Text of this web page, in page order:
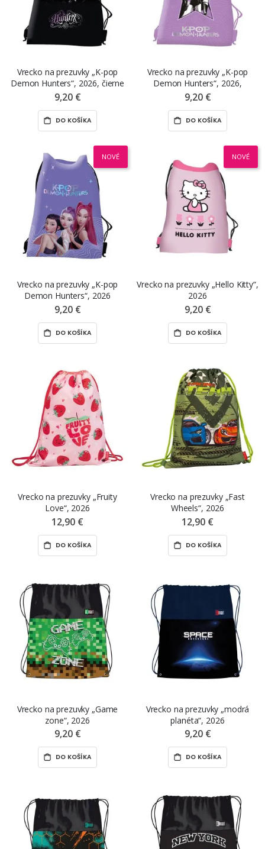
Vrecko na prezuvky „K-pop
Demon Hunters“, 2026, čierne
9,20 €
DO KOŠÍKA
Vrecko na prezuvky „K-pop
Demon Hunters“, 2026,
svetlofialové
9,20 €
DO KOŠÍKA
NOVÉ
Vrecko na prezuvky „K-pop
Demon Hunters“, 2026
9,20 €
DO KOŠÍKA
NOVÉ
Vrecko na prezuvky „Hello Kitty“,
2026
9,20 €
DO KOŠÍKA
Vrecko na prezuvky „Fruity
Love“, 2026
12,90 €
DO KOŠÍKA
Vrecko na prezuvky „Fast
Wheels“, 2026
12,90 €
DO KOŠÍKA
Vrecko na prezuvky „Game
zone“, 2026
9,20 €
DO KOŠÍKA
Vrecko na prezuvky „modrá
planéta“, 2026
9,20 €
DO KOŠÍKA